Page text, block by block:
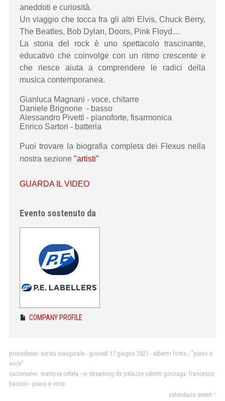
aneddoti e curiosità.
Un viaggio che tocca fra gli altri Elvis, Chuck Berry,
The Beatles, Bob Dylan, Doors, Pink Floyd…
La storia del rock è uno spettacolo trascinante,
educativo che coinvolge con un ritmo crescente e
che riesce aiuta a comprendere le radici della
musica contemporanea.
Gianluca Magnani - voce, chitarre
Daniele Brignone - basso
Alessandro Pivetti - pianoforte, fisarmonica
Enrico Sartori - batteria
Puoi trovare la biografia completa dei Flexus nella
nostra sezione "artisti"
GUARDA IL VIDEO
Evento sostenuto da
COMPANY PROFILE
precedente: serata inaugurale - giovedì 17 giugno 2021 - alberto fortis - "piano e
voce"
successivo: mantova celata - in streaming da palazzo valenti gonzaga: francesco
baccini - piano e voce
calendario eventi